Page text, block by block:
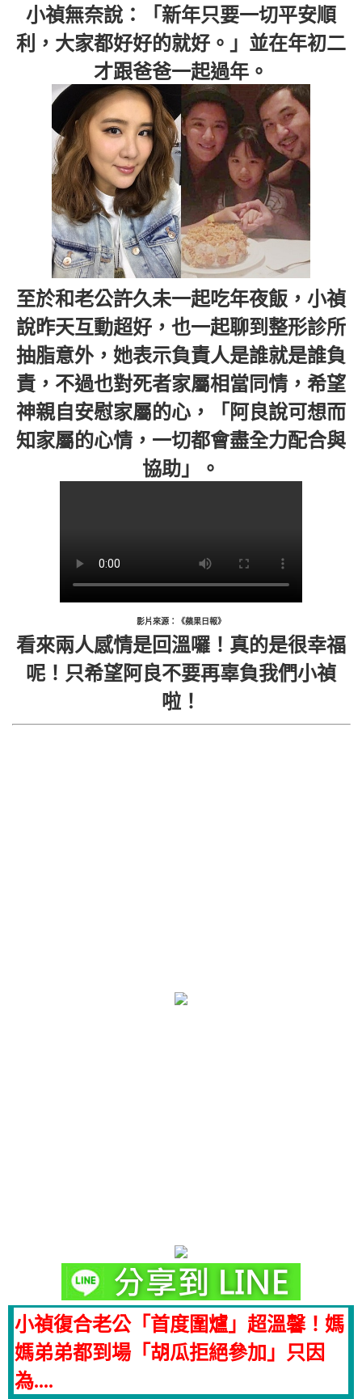
小禎無奈說：「新年只要一切平安順
利，大家都好好的就好。」並在年初二
才跟爸爸一起過年。
至於和老公許久未一起吃年夜飯，小禎
說昨天互動超好，也一起聊到整形診所
抽脂意外，她表示負責人是誰就是誰負
責，不過也對死者家屬相當同情，希望
神親自安慰家屬的心，「阿良說可想而
知家屬的心情，一切都會盡全力配合與
協助」。
影片來源：《蘋果日報》
看來兩人感情是回溫囉！真的是很幸福
呢！只希望阿良不要再辜負我們小禎
啦！
小禎復合老公「首度圍爐」超溫馨！媽
媽弟弟都到場「胡瓜拒絕參加」只因
為....